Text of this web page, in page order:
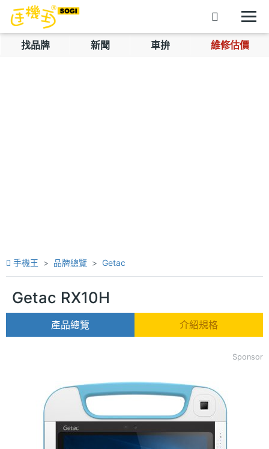
找品牌 新聞 車拚 維修估價
手機王 品牌總覽 Getac
Getac RX10H
產品總覽 介紹規格
Sponsor